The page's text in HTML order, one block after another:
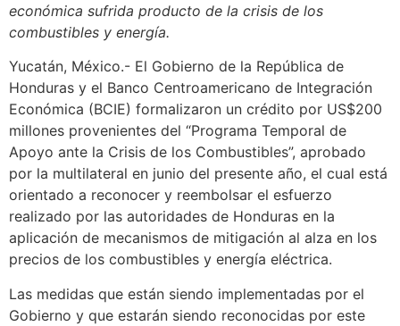
económica sufrida producto de la crisis de los
combustibles y energía.
Yucatán, México.- El Gobierno de la República de
Honduras y el Banco Centroamericano de Integración
Económica (BCIE) formalizaron un crédito por US$200
millones provenientes del “Programa Temporal de
Apoyo ante la Crisis de los Combustibles”, aprobado
por la multilateral en junio del presente año, el cual está
orientado a reconocer y reembolsar el esfuerzo
realizado por las autoridades de Honduras en la
aplicación de mecanismos de mitigación al alza en los
precios de los combustibles y energía eléctrica.
Las medidas que están siendo implementadas por el
Gobierno y que estarán siendo reconocidas por este